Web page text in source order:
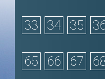
33 34 35
65 66 67